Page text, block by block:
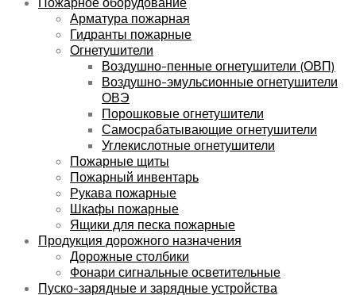
Арматура пожарная
Гидранты пожарные
Огнетушители
Воздушно-пенные огнетушители (ОВП)
Воздушно-эмульсионные огнетушители
ОВЭ
Порошковые огнетушители
Самосрабатывающие огнетушители
Углекислотные огнетушители
Пожарные щиты
Пожарный инвентарь
Рукава пожарные
Шкафы пожарные
Ящики для песка пожарные
Продукция дорожного назначения
Дорожные столбики
Фонари сигнальные осветительные
Пуско-зарядные и зарядные устройства